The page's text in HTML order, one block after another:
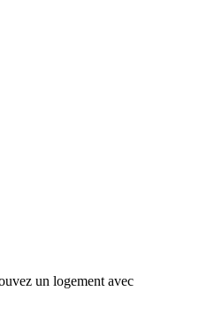
un logement avec